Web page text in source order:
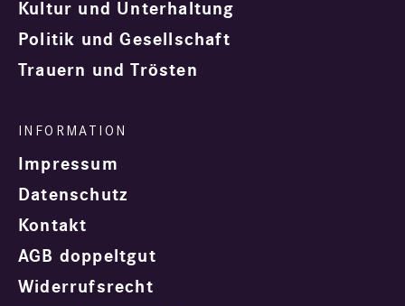
Kultur und Unterhaltung
Politik und Gesellschaft
Trauern und Trösten
Impressum
Datenschutz
Kontakt
AGB doppeltgut
Widerrufsrecht